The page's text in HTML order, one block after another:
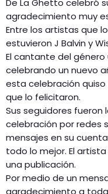
De La Ghetto celebró
agradecimiento muy
Entre los artistas que
estuvieron J Balvin y
El cantante del
celebrando un nuevo
esta celebración
que lo felicitaron.
Sus seguidores
celebración por redes
mensajes en su
todo lo mejor. El
una publicación.
Por medio de un
agradecimiento a